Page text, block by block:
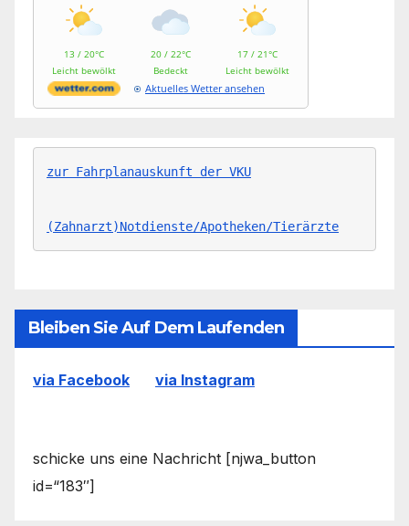
13 / 20°C
Leicht bewölkt
20 / 22°C
Bedeckt
17 / 21°C
Leicht bewölkt
Aktuelles Wetter ansehen
zur Fahrplanauskunft der VKU
(Zahnarzt)Notdienste/Apotheken/Tierärzte
Bleiben Sie Auf Dem Laufenden
via Facebook via Instagram
schicke uns eine Nachricht [njwa_button
id=“183″]